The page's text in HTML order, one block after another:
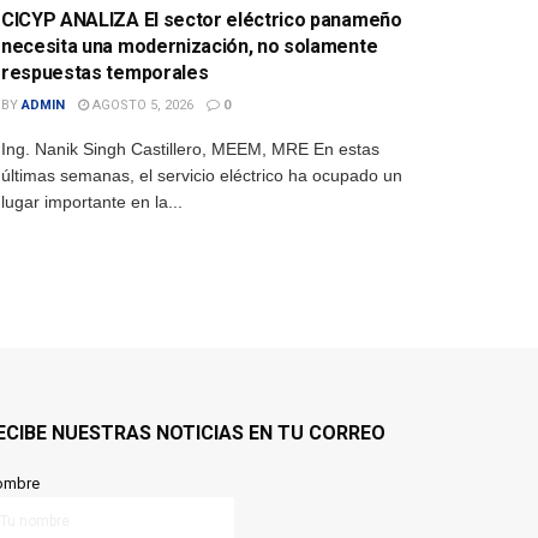
CICYP ANALIZA El sector eléctrico panameño
necesita una modernización, no solamente
respuestas temporales
BY ADMIN AGOSTO 5, 2026 0
Ing. Nanik Singh Castillero, MEEM, MRE En estas
últimas semanas, el servicio eléctrico ha ocupado un
lugar importante en la...
NUESTRAS NOTICIAS EN TU CORREO